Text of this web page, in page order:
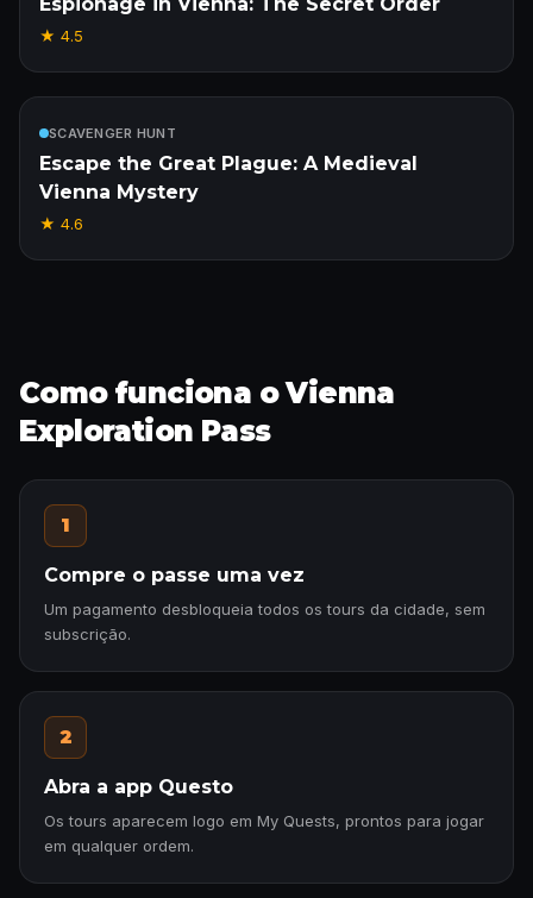
★ 4.5
SCAVENGER HUNT
Escape the Great Plague: A Medieval
Vienna Mystery
★ 4.6
Como funciona o Vienna
Exploration Pass
1
Compre o passe uma vez
Um pagamento desbloqueia todos os tours da cidade, sem
subscrição.
2
Abra a app Questo
Os tours aparecem logo em My Quests, prontos para jogar
em qualquer ordem.